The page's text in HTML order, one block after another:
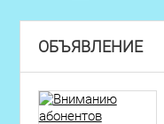
ОБЪЯВЛЕНИЕ